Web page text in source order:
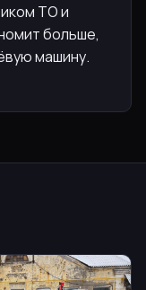
ТО и
больше,
машину.